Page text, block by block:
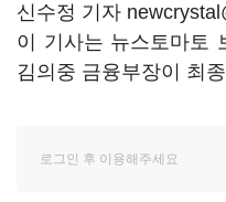
신수정 기자
이 기사는 뉴스토마토
김의중 금융부장이 최